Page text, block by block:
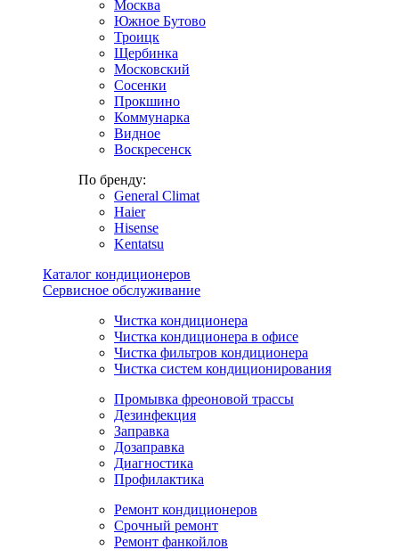
Москва
Южное Бутово
Троицк
Щербинка
Московский
Сосенки
Прокшино
Коммунарка
Видное
Воскресенск
По бренду:
General Climat
Haier
Hisense
Kentatsu
Каталог кондиционеров
Сервисное обслуживание
Чистка кондиционера
Чистка кондиционера в офисе
Чистка фильтров кондиционера
Чистка систем кондиционирования
Промывка фреоновой трассы
Дезинфекция
Заправка
Дозаправка
Диагностика
Профилактика
Ремонт кондиционеров
Срочный ремонт
Ремонт фанкойлов